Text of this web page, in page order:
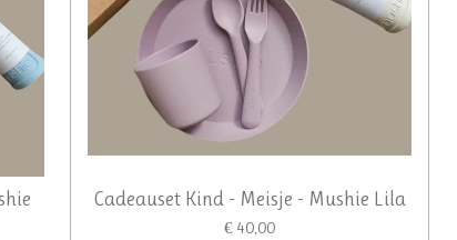
Cadeauset Kind - Meisje - Mushie Lila
€ 40,00